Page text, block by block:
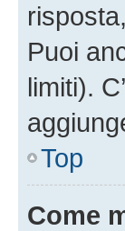
Puoi
limiti).
Top
Come